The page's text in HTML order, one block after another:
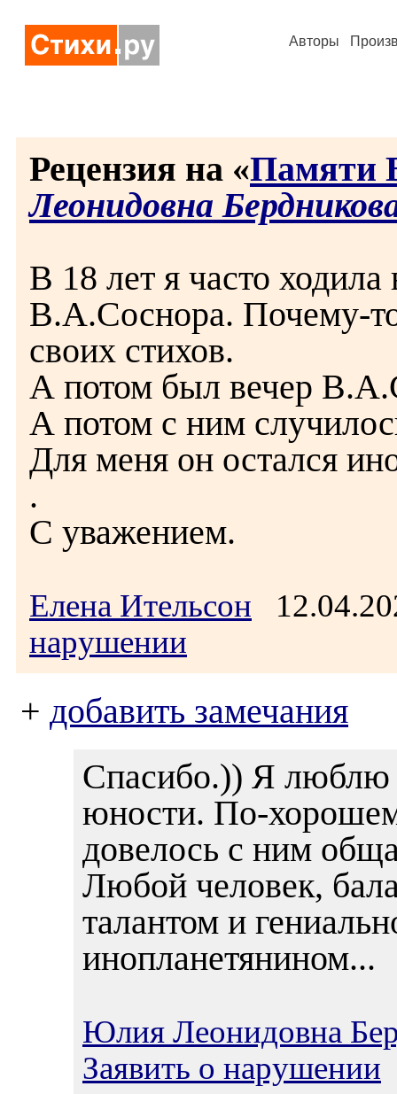
Авторы
Рецензия на «Памяти
Леонидовна
В 18 лет я часто
В.А.Соснора. Почему-
своих стихов.
А потом был вечер
А потом с ним
Для меня он остался
.
С уважением.
Елена Ительсон
нарушении
+ добавить замечания
Спасибо.)) Я люблю
юности. По-
довелось с ним
Любой человек,
талантом и
инопланетянином...
Юлия Леонидовна
Заявить о нарушении